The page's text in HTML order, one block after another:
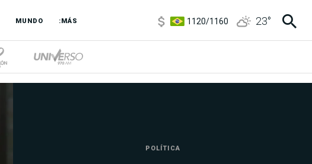
MUNDO :MÁS
3,6/3,9
23°
POLÍTICA